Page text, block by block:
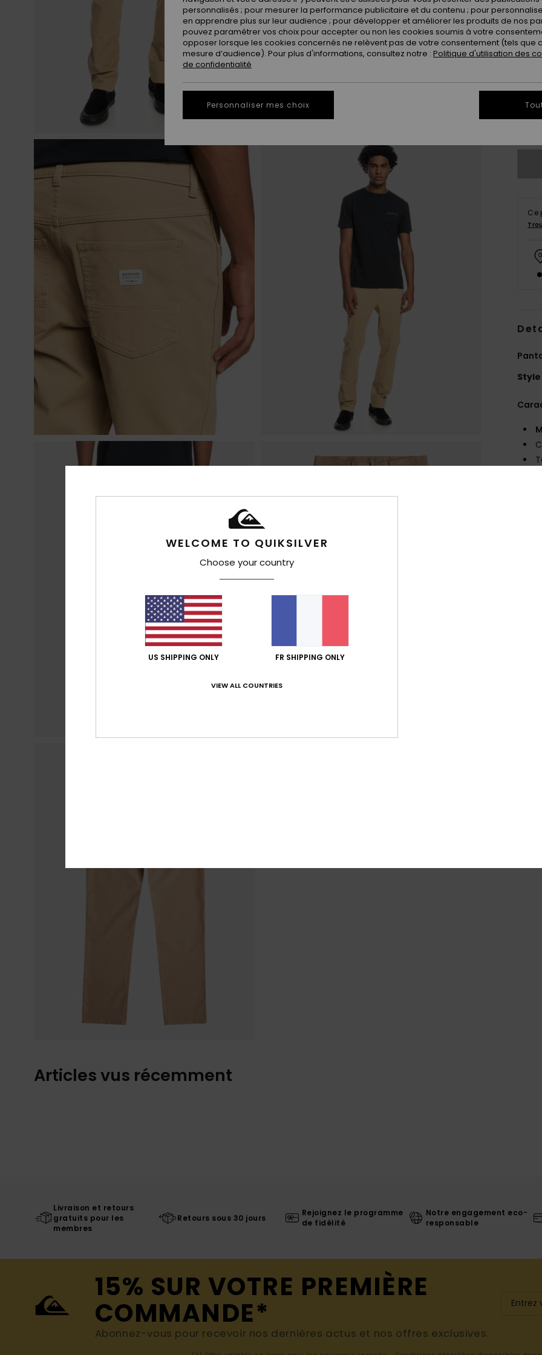
28
Ce
Style
Articles vus récemment
Livraison et retours
gratuits pour les
membres
Retours sous 30 jours
Rejoignez le programme
de fidélité
Notre engagement eco-
responsable
15% SUR VOTRE PREMIÈRE
COMMANDE*
Abonnez-vous pour recevoir nos dernières actus et nos offres exclusives.
WELCOME TO QUIKSILVER
Choose your country
US SHIPPING ONLY FR SHIPPING ONLY
VIEW ALL COUNTRIES
personnalisés ; pour mesurer la performance publicitaire et du contenu ; pour
en apprendre plus sur leur audience ; pour développer et améliorer les produits de nos
pouvez paramétrer vos choix pour accepter ou non les cookies soumis à votre
opposer lorsque les cookies concernés ne relèvent pas de votre consentement (tels que
mesure d’audience). Pour plus d'informations, consultez notre : Politique d'utilisation des
de confidentialité
Personnaliser mes choix